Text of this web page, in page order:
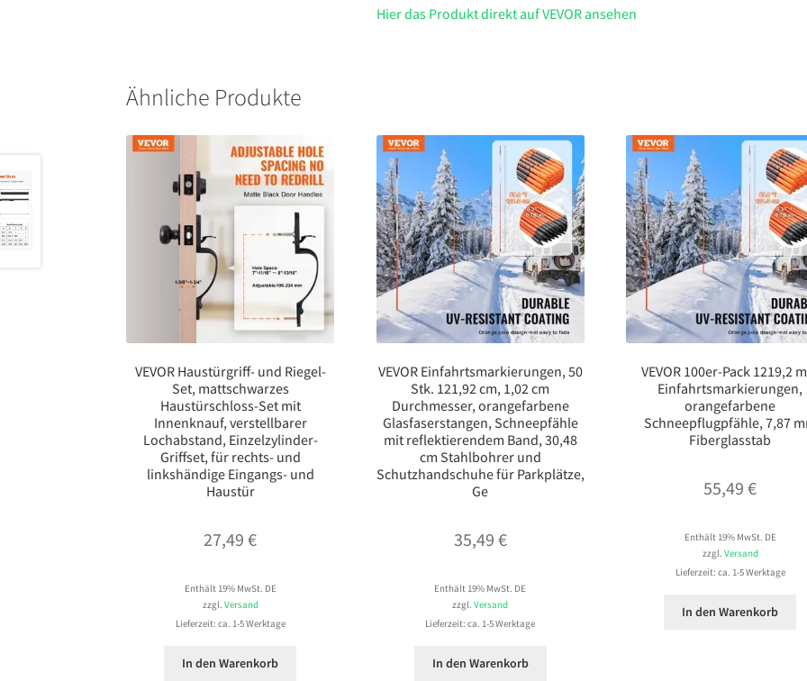
Einzelschlitzen
Tasche,
Garagen,
Wagen,
Anhänger
Menge
Hier das Produkt direkt auf VEVOR ansehen
Ähnliche Produkte
VEVOR Haustürgriff- und Riegel-
Set, mattschwarzes
Haustürschloss-Set mit
Innenknauf, verstellbarer
Lochabstand, Einzelzylinder-
Griffset, für rechts- und
linkshändige Eingangs- und
Haustür
27,49€
Enthält 19% MwSt. DE
zzgl. Versand
Lieferzeit: ca. 1-5 Werktage
In den Warenkorb
VEVOR Einfahrtsmarkierungen, 50
Stk. 121,92 cm, 1,02 cm
Durchmesser, orangefarbene
Glasfaserstangen, Schneepfähle
mit reflektierendem Band, 30,48
cm Stahlbohrer und
Schutzhandschuhe für Parkplätze,
Ge
35,49 €
Enthält 19% MwSt. DE
zzgl.Versand
Lieferzeit: ca. 1-5 Werktage
In den Warenkorb
VEVOR 100er-Pack 1219,2
Einfahrtsmarkierungen,
orangefarbene
Schneepflugpfähle, 7,87
Fiberglasstab
55,49€
Enthält 19% MwSt. DE
zzgl. Versand
Lieferzeit: ca. 1-5 Werktage
In den Warenkorb